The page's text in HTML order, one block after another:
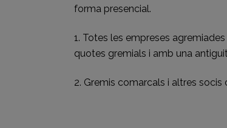
forma presencial.
1. Totes les empreses
quotes gremials i amb una
2. Gremis comarcals i altres